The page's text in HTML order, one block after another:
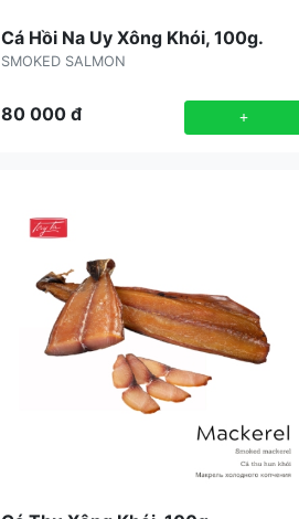
Cá Hồi Na Uy Xông Khói, 100g.
SMOKED SALMON
80 000 đ +